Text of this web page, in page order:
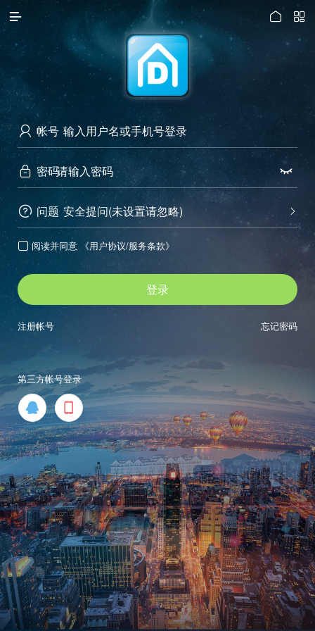

访问电脑版
 

 帐号
 密码 
 问题 
安全提问(未设置请忽略)
 阅读并同意 《用户协议/服务条款》
登录
忘记密码
注册帐号
第三方帐号登录
 